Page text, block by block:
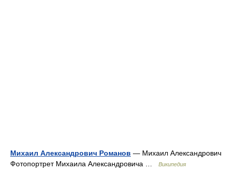
Михаил Александрович Романов — Михаил Александрович
Фотопортрет Михаила Александровича …
Википедия